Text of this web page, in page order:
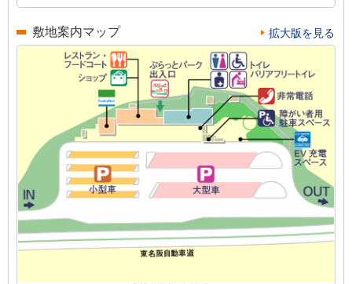
敷地案内マップ 拡大版を見る